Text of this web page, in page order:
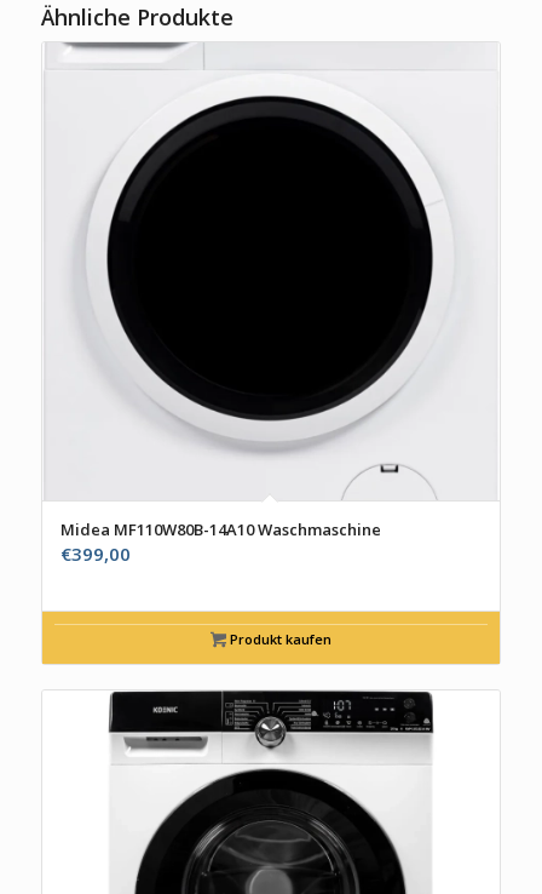
Ähnliche Produkte
Midea MF110W80B-14A10 Waschmaschine
€399,00
Produkt kaufen